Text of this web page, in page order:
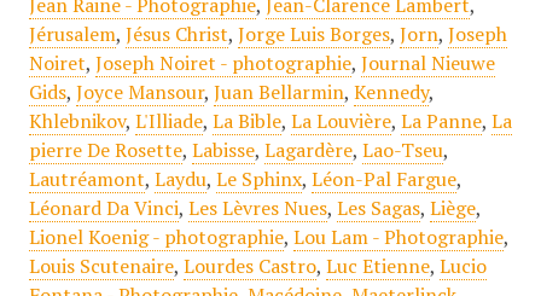
Jérusalem, Jésus Christ, Jorge Luis Borges, Jorn, Joseph
Noiret, Joseph Noiret - photographie, Journal Nieuwe
Gids, Joyce Mansour, Juan Bellarmin, Kennedy,
Khlebnikov, L'Illiade, La Bible, La Louvière, La Panne, La
pierre De Rosette, Labisse, Lagardère, Lao-Tseu,
Lautréamont, Laydu, Le Sphinx, Léon-Pal Fargue,
Léonard Da Vinci, Les Lèvres Nues, Les Sagas, Liège,
Lionel Koenig - photographie, Lou Lam - Photographie,
Louis Scutenaire, Lourdes Castro, Luc Etienne, Lucio